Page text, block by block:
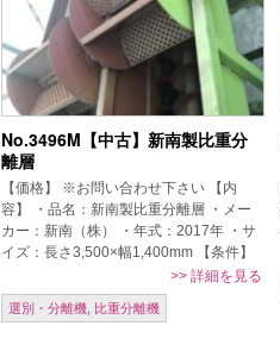
No.3496M【中古】新南製比重分
離層
【価格】 ※お問い合わせ下さい 【内
容】 ・品名：新南製比重分離層 ・メー
カー：新南（株） ・年式：2017年 ・サ
イズ：長さ3,500×幅1,400mm 【条件】
現状置場渡し、保証なし、売り切れ御
免、ご発注時一括現金 […]
>> 詳細を見る
選別・分離機, 比重分離機